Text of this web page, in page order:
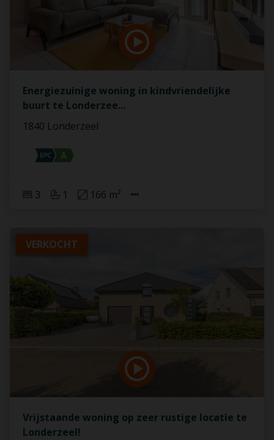
Energiezuinige woning in kindvriendelijke
buurt te Londerzee...
1840 Londerzeel
3 1 166 m²
VERKOCHT
Vrijstaande woning op zeer rustige locatie te
Londerzeel!